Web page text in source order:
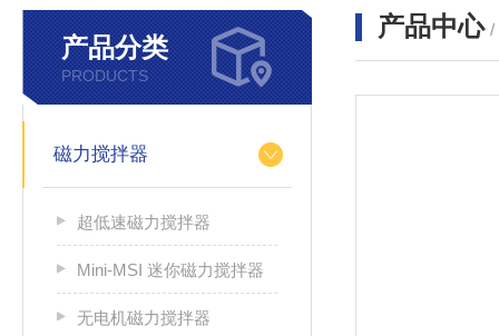
产品分类
PRODUCTS
磁力搅拌器
超低速磁力搅拌器
Mini-MSI 迷你磁力搅拌器
无电机磁力搅拌器
产品中心 /